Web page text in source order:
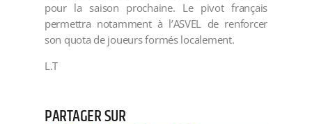
pour la saison prochaine. Le pivot français
permettra notamment à l’ASVEL de renforcer
son quota de joueurs formés localement.
L.T
PARTAGER SUR